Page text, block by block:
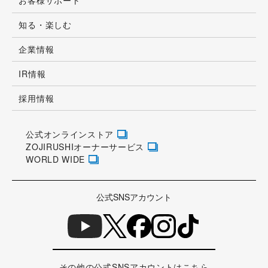
知る・楽しむ
企業情報
IR情報
採用情報
公式オンラインストア
ZOJIRUSHIオーナーサービス
WORLD WIDE
公式SNSアカウント